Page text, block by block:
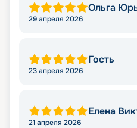
Ольга
29 апреля 2026
Гость
23 апреля 2026
Елена
21 апреля 2026